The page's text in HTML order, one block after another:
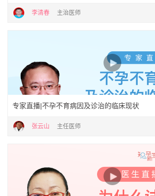
李清春 主治医师
专家直播|不孕不育病因及诊治的临床现状
张云山 主任医师